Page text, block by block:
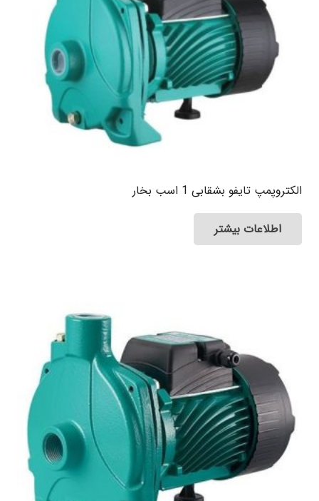
الکتروپمپ تایفو بشقابی 1 اسب بخار
اطلاعات بیشتر